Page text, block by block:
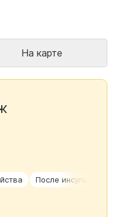
На карте
После инсульта